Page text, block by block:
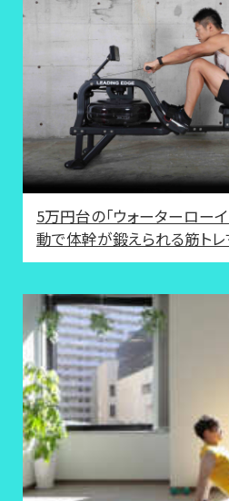
5万円台の「ウォーターロー
動で体幹が鍛えられる筋トレ